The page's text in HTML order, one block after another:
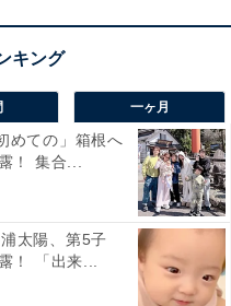
一ヶ月
めての」箱根へ
！ 集合...
太陽、第5子
！ 「出来...